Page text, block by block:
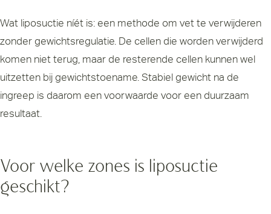
Wat liposuctie níét is: een methode om vet te verwijderen
zonder gewichtsregulatie. De cellen die worden verwijderd
komen niet terug, maar de resterende cellen kunnen wel
uitzetten bij gewichtstoename. Stabiel gewicht na de
ingreep is daarom een voorwaarde voor een duurzaam
resultaat.
Voor welke zones is liposuctie
geschikt?